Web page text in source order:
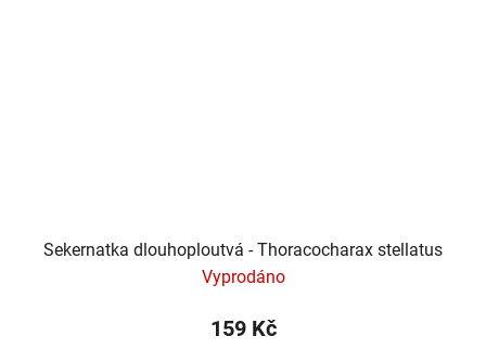
Sekernatka dlouhoploutvá - Thoracocharax stellatus
Vyprodáno
159 Kč